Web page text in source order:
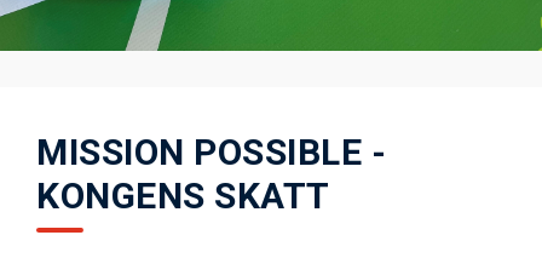
MISSION POSSIBLE -
KONGENS SKATT